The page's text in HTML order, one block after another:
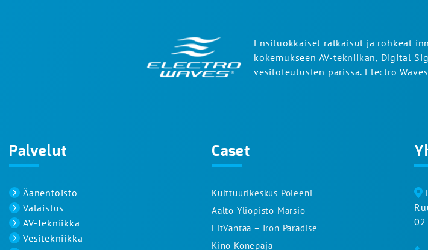
Ensiluokkaiset ratkaisut ja rohkeat
kokemukseen AV-tekniikan, Digital
vesitoteutusten parissa. Electro
Palvelut
Äänentoisto
Valaistus
AV-Tekniikka
Vesitekniikka
Caset
Kulttuurikeskus Poleeni
Aalto Yliopisto Marsio
FitVantaa – Iron Paradise
Kino Konepaja